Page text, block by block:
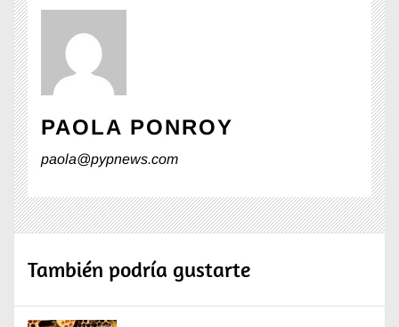
PAOLA PONROY
paola@pypnews.com
También podría gustarte